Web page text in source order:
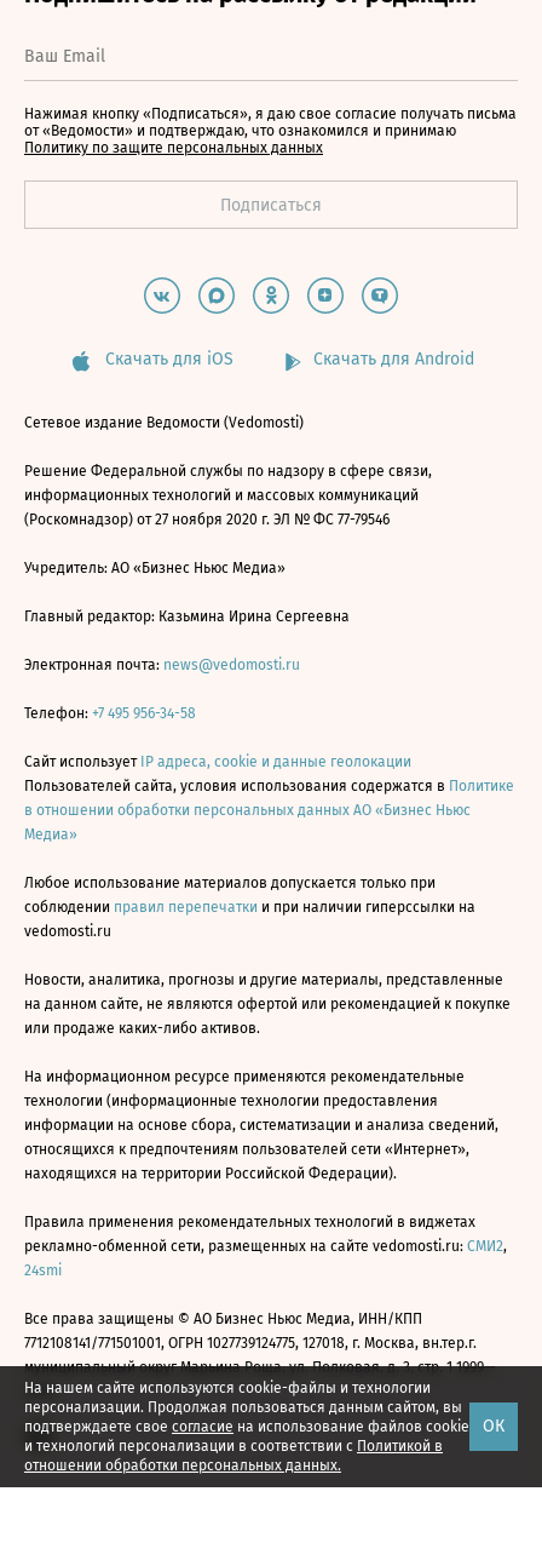
На нашем сайте используются cookie-файлы и технологии
персонализации. Продолжая пользоваться данным сайтом, вы
подтверждаете свое согласие на использование файлов cookie
и технологий персонализации в соответствии с Политикой в
отношении обработки персональных данных.
ОК
Нажимая кнопку «Подписаться», я даю свое согласие получать письма
от «Ведомости» и подтверждаю, что ознакомился и принимаю
Политику по защите персональных данных
Скачать для iOS Скачать для Android
Сетевое издание Ведомости (Vedomosti)
Решение Федеральной службы по надзору в сфере связи,
информационных технологий и массовых коммуникаций
(Роскомнадзор) от 27 ноября 2020 г. ЭЛ № ФС 77-79546
Учредитель: АО «Бизнес Ньюс Медиа»
Главный редактор: Казьмина Ирина Сергеевна
Электронная почта: news@vedomosti.ru
Телефон: +7 495 956-34-58
Сайт использует IP адреса, cookie и данные геолокации
Пользователей сайта, условия использования содержатся в Политике
в отношении обработки персональных данных АО «Бизнес Ньюс
Медиа»
Любое использование материалов допускается только при
соблюдении правил перепечатки и при наличии гиперссылки на
vedomosti.ru
Новости, аналитика, прогнозы и другие материалы, представленные
на данном сайте, не являются офертой или рекомендацией к покупке
или продаже каких-либо активов.
На информационном ресурсе применяются рекомендательные
технологии (информационные технологии предоставления
информации на основе сбора, систематизации и анализа сведений,
относящихся к предпочтениям пользователей сети «Интернет»,
находящихся на территории Российской Федерации).
Правила применения рекомендательных технологий в виджетах
рекламно-обменной сети, размещенных на сайте vedomosti.ru: СМИ2,
24smi
Все права защищены © АО Бизнес Ньюс Медиа, ИНН/КПП
7712108141/771501001, ОГРН 1027739124775, 127018, г. Москва, вн.тер.г.
муниципальный округ Марьина Роща, ул. Полковая, д. 3, стр. 1 1999—
2026